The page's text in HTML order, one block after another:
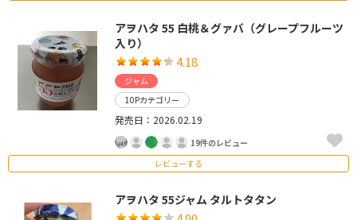
アヲハタ 55 白桃＆グァバ（グレープフルーツ
入り）
4.18
ジャム
10Pカテゴリー
発売日：2026.02.19
19件のレビュー
レビューする
アヲハタ 55ジャム タルトタタン